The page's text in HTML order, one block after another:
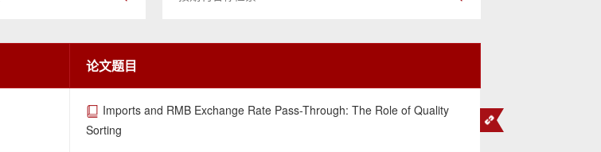
论文题目
Imports and RMB Exchange Rate Pass-Through: The Role of Quality
Sorting